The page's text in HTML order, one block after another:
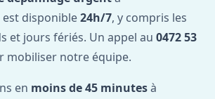
disponible24h/7, y compris les
et jours fériés. Un appel au 0472 53
mobiliser notre équipe.
en moins de 45 minutesà